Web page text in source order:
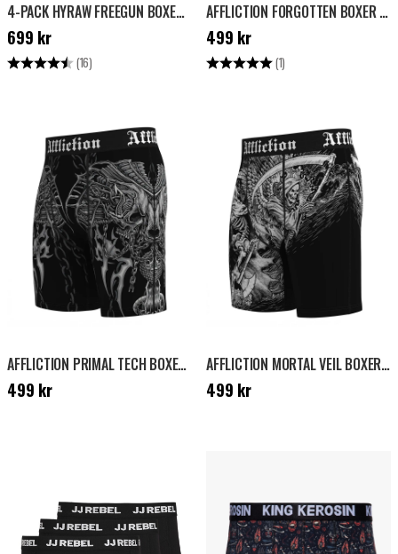
4-PACK HYRAW FREEGUN BOXERS - SVART/GRÖN/RÖD
Pris: 699 kr
699 kr
Betyg: (16)
AFFLICTION FORGOTTEN BOXER - RÖD
Pris: 499 kr
499 kr
Betyg: (1)
AFFLICTION PRIMAL TECH BOXER - SVART
Pris: 499 kr
499 kr
AFFLICTION MORTAL VEIL BOXER - SVART
Pris: 499 kr
499 kr